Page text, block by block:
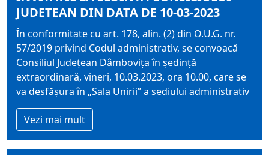
JUDETEAN DIN DATA DE 10-03-2023
În conformitate cu art. 178, alin. (2) din O.U.G. nr.
57/2019 privind Codul administrativ, se convoacă
Consiliul Judeţean Dâmboviţa în şedinţă
extraordinară, vineri, 10.03.2023, ora 10.00, care se
va desfăşura în „Sala Unirii” a sediului administrativ
Vezi mai mult